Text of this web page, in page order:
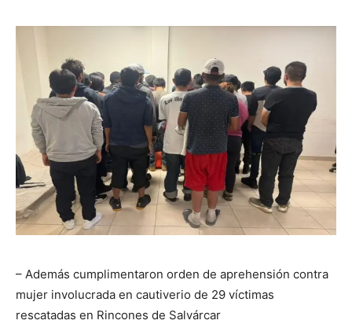
– Además cumplimentaron orden de aprehensión contra
mujer involucrada en cautiverio de 29 víctimas
rescatadas en Rincones de Salvárcar